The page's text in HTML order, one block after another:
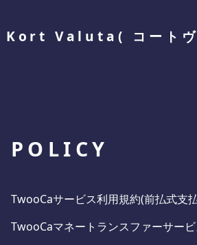
Kort Valuta ( コート
POLICY
TwooCaサービス利用規約(前払式支
TwooCaマネートランスファーサー